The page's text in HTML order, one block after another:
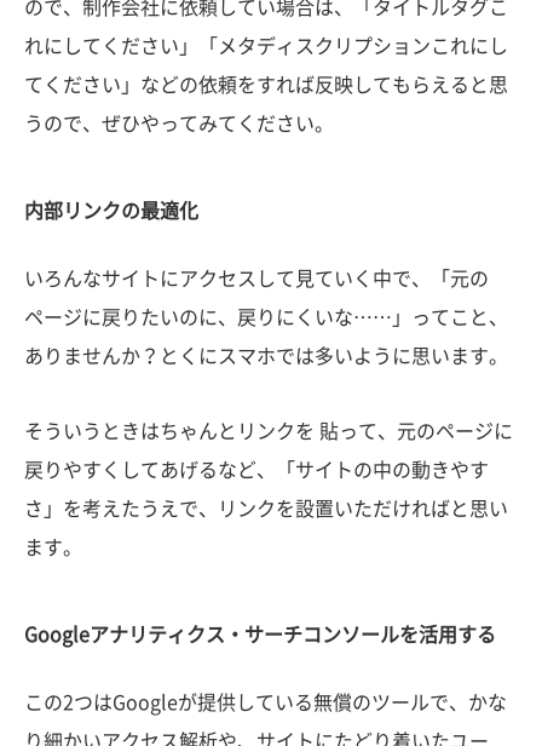
ので、制作会社に依頼してい場合は、「タイトルタグこ
れにしてください」「メタディスクリプションこれにし
てください」などの依頼をすれば反映してもらえると思
うので、ぜひやってみてください。
内部リンクの最適化
いろんなサイトにアクセスして見ていく中で、「元の
ページに戻りたいのに、戻りにくいな……」ってこと、
ありませんか？とくにスマホでは多いように思います。
そういうときはちゃんとリンクを 貼って、元のページに
戻りやすくしてあげるなど、「サイトの中の動きやす
さ」を考えたうえで、リンクを設置いただければと思い
ます。
Googleアナリティクス・サーチコンソールを活用する
この2つはGoogleが提供している無償のツールで、かな
り細かいアクセス解析や、サイトにたどり着いたユー